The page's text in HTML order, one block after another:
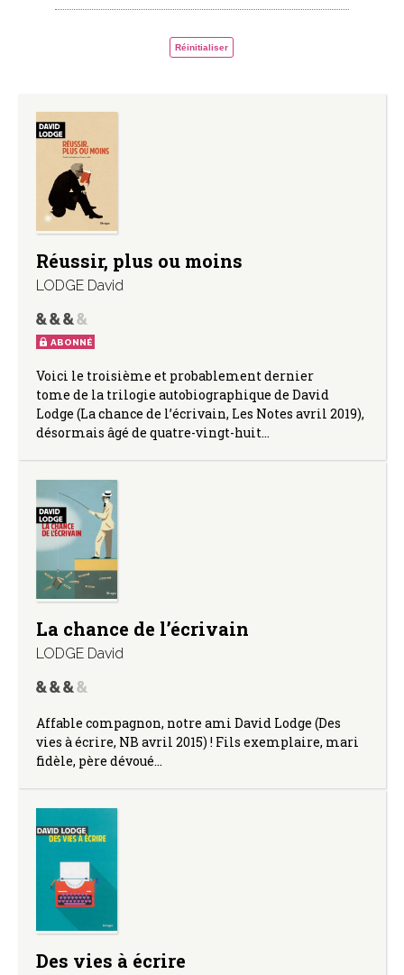
Réinitialiser
Réussir, plus ou moins
LODGE David
ABONNÉ
Voici le troisième et probablement dernier
tome de la trilogie autobiographique de David
Lodge (La chance de l’écrivain, Les Notes avril 2019),
désormais âgé de quatre-vingt-huit…
La chance de l’écrivain
LODGE David
Affable compagnon, notre ami David Lodge (Des
vies à écrire, NB avril 2015) ! Fils exemplaire, mari
fidèle, père dévoué…
Des vies à écrire